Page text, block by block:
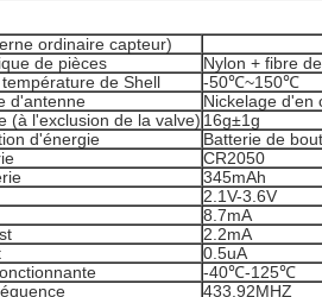
ordinaire capteur)
de pièces
Nylon + fibre
de Shell
-50℃~150℃
d'antenne
Nickelage d'en
(à l'exclusion de la valve) 16g±1g
d'énergie
Batterie de
CR2050
345mAh
2.1V-3.6V
8.7mA
2.2mA
0.5uA
-40℃-125℃
433.92MHZ